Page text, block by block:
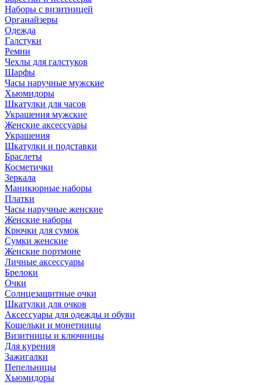
Наборы с визитницей
Органайзеры
Одежда
Галстуки
Ремни
Чехлы для галстуков
Шарфы
Часы наручные мужские
Хьюмидоры
Шкатулки для часов
Украшения мужские
Женские аксессуары
Украшения
Шкатулки и подставки
Браслеты
Косметички
Зеркала
Маникюрные наборы
Платки
Часы наручные женские
Женские наборы
Крючки для сумок
Сумки женские
Женские портмоне
Личные аксессуары
Брелоки
Очки
Солнцезащитные очки
Шкатулки для очков
Аксессуары для одежды и обуви
Кошельки и монетницы
Визитницы и ключницы
Для курения
Зажигалки
Пепельницы
Хьюмидоры